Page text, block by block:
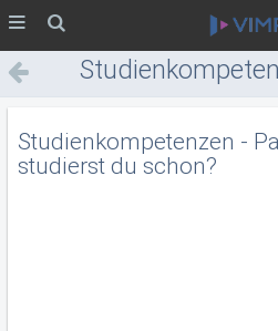
du noch oder
Studienkompetenzen -
studierst du schon?